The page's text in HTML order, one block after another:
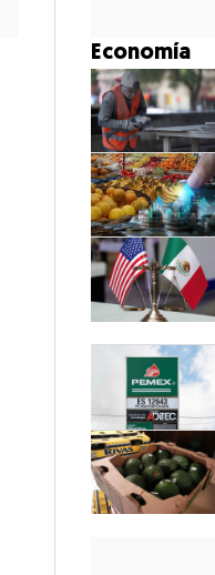
Economía